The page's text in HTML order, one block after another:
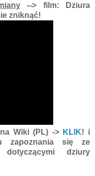
--> film: Dziura
zniknąć!
Wiki (PL) -> KLIK! i
się ze
dotyczącymi dziury